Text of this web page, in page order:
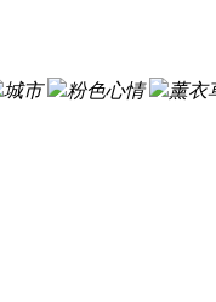
城市 粉色心情 薰衣